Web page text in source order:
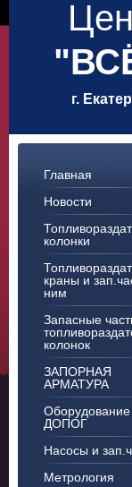
г.
Главная
Новости
колонки
краны и
ним
Запасные
колонок
ЗАПОРНАЯ
АРМАТУРА
ДОПОГ
Насосы и
Метрология